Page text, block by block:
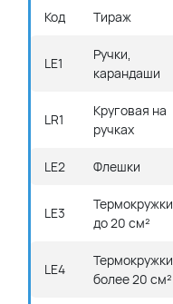
Код Тираж
LE1
Ручки,
карандаши
LR1
Круговая на
ручках
LE2 Флешки
LE3
Термокружки
до 20 см²
LE4
Термокружки
более 20 см²